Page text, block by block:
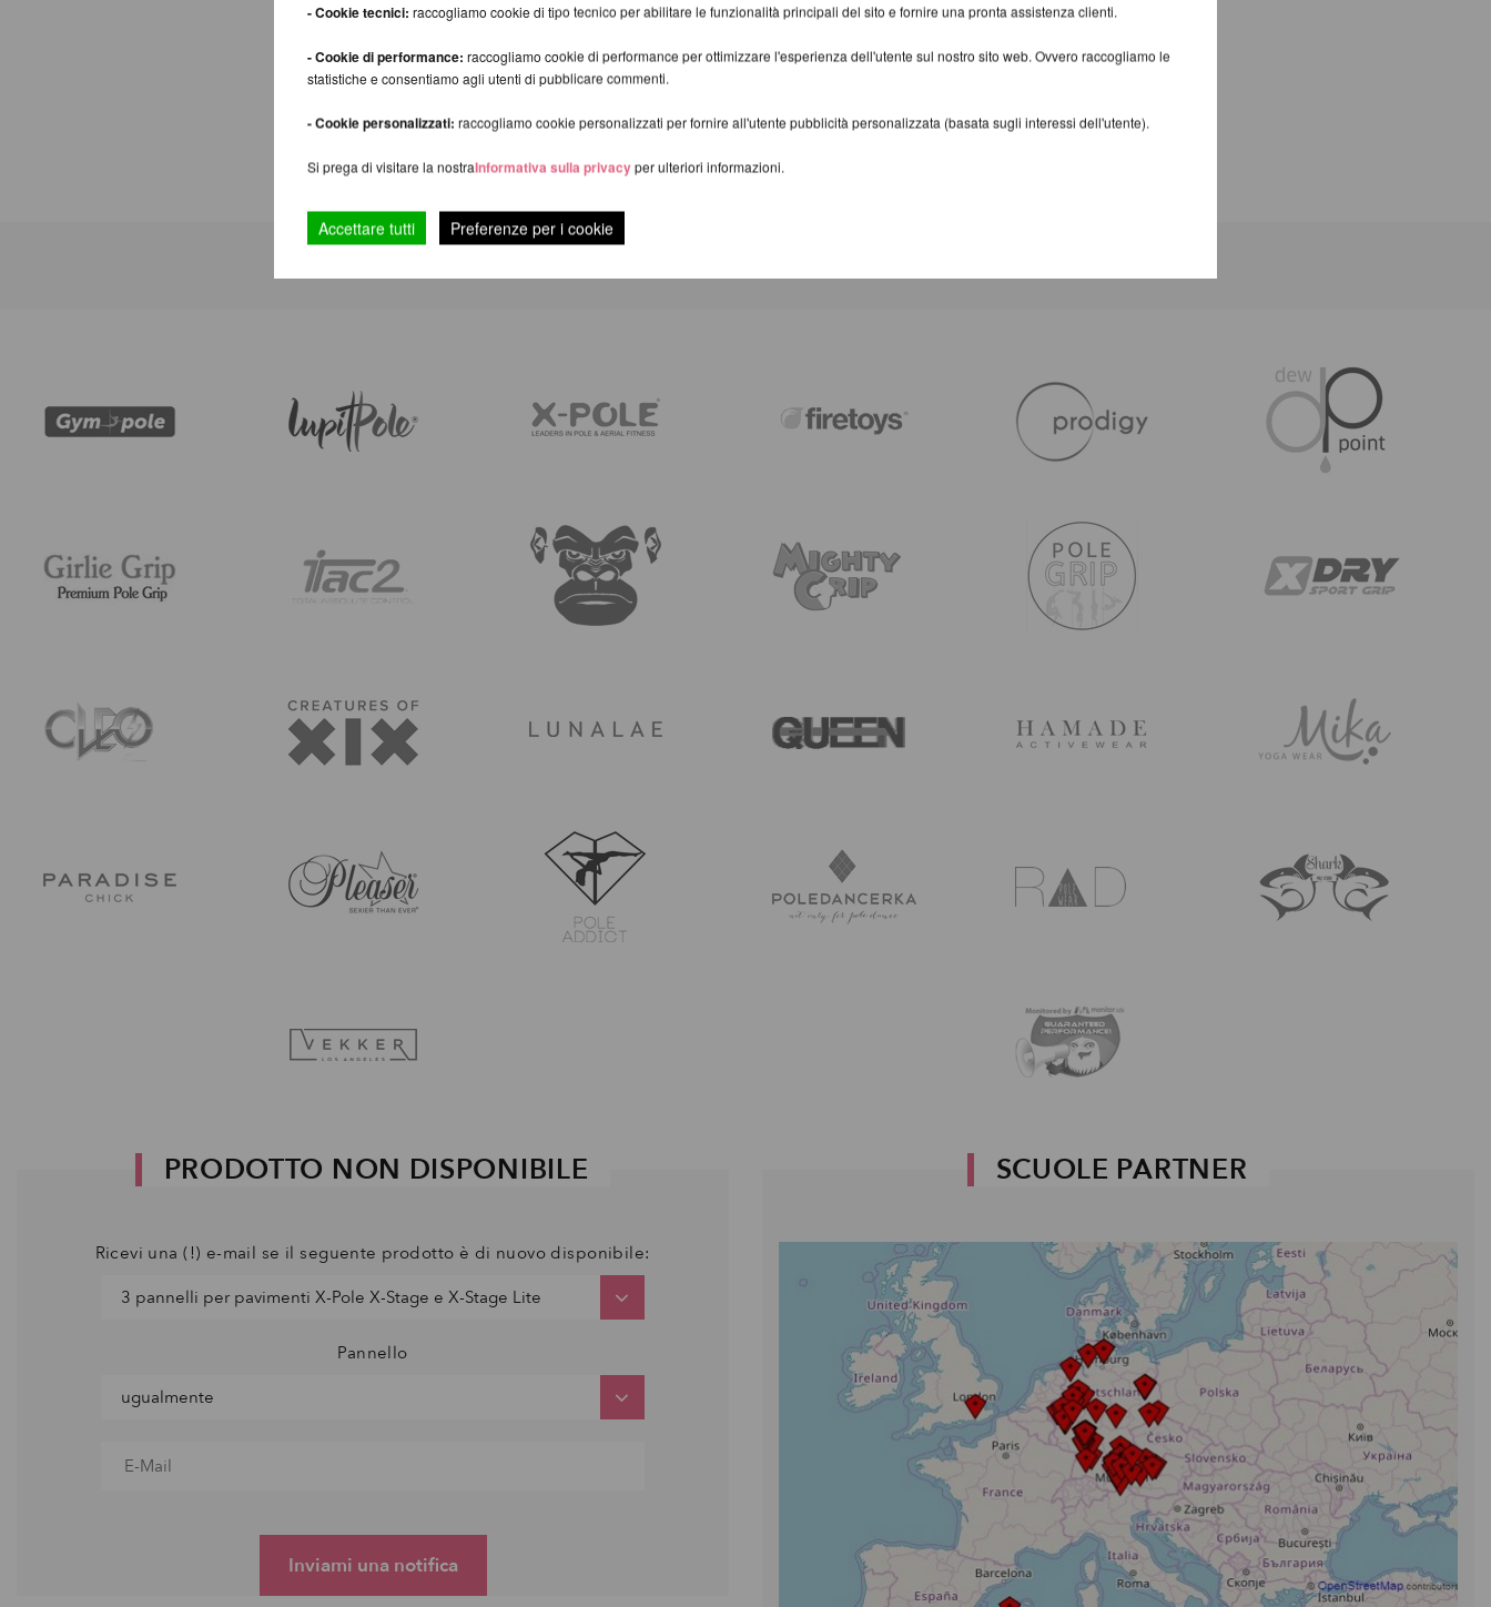
Indietro
PRODOTTO NON DISPONIBILE
Ricevi una (!) e-mail se il seguente prodotto è di nuovo disponibile:
Pannello
Inviami una notifica
SCUOLE PARTNER
- Cookie tecnici: raccogliamo cookie di tipo tecnico per abilitare le funzionalità principali del sito e fornire una pronta assistenza clienti.
- Cookie di performance: raccogliamo cookie di performance per ottimizzare l'esperienza dell'utente sul nostro sito web. Ovvero raccogliamo le
statistiche e consentiamo agli utenti di pubblicare commenti.
- Cookie personalizzati: raccogliamo cookie personalizzati per fornire all'utente pubblicità personalizzata (basata sugli interessi dell'utente).
Si prega di visitare la nostraInformativa sulla privacy per ulteriori informazioni.
Accettare tutti Preferenze per i cookie